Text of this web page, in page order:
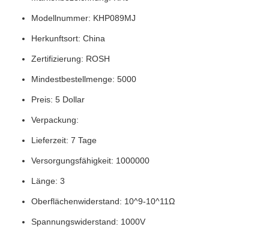
Modellnummer: KHP089MJ
Herkunftsort: China
Zertifizierung: ROSH
Mindestbestellmenge: 5000
Preis: 5 Dollar
Verpackung:
Lieferzeit: 7 Tage
Versorgungsfähigkeit: 1000000
Länge: 3
Oberflächenwiderstand: 10^9-10^11Ω
Spannungswiderstand: 1000V